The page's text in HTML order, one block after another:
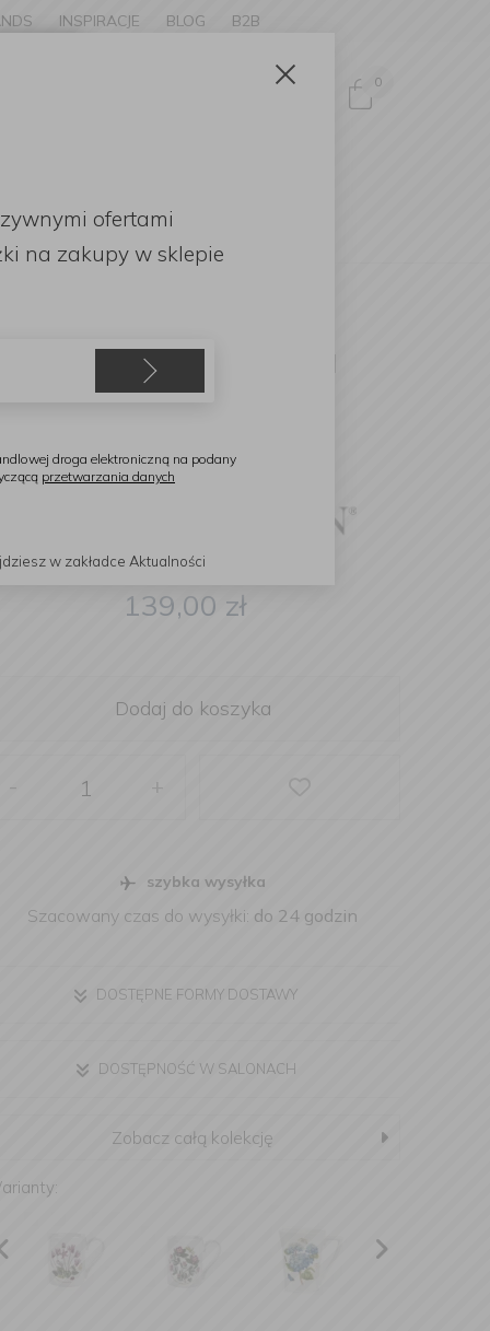
INSPIRACJE BLOG B2B
0
Botanic Garden 320ml
139,00 zł
Dodaj do koszyka
-
szybka wysyłka
Szacowany czas do wysyłki: do 24 godzin
DOSTĘPNE FORMY DOSTAWY
DOSTĘPNOŚĆ W SALONACH
Zobacz całą kolekcję
ofertami
na zakupy w sklepie
droga elektroniczną na podany
przetwarzania danych
w zakładce Aktualności